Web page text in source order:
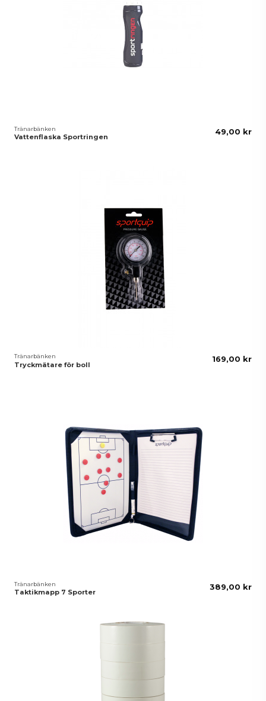
Tränarbänken
Vattenflaska Sportringen
49,00 kr
Tränarbänken
Tryckmätare för boll
169,00 kr
Tränarbänken
Taktikmapp 7 Sporter
389,00 kr